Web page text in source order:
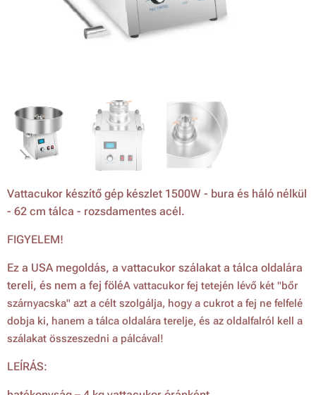
Vattacukor készítő gép készlet 1500W - bura és háló nélkül
- 62 cm tálca - rozsdamentes acél.
FIGYELEM!
Ez a USA megoldás, a vattacukor szálakat a tálca oldalára
tereli, és nem a fej föléA vattacukor fej tetején lévő két "bőr
szárnyacska" azt a célt szolgálja, hogy a cukrot a fej ne felfelé
dobja ki, hanem a tálca oldalára terelje, és az oldalfalról kell a
szálakat összeszedni a pálcával!
LEÍRÁS: